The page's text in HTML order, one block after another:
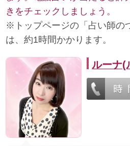
きをチェックしましょう。
※トップページの「占い師の
は、約1時間かかります。
ルーナ(